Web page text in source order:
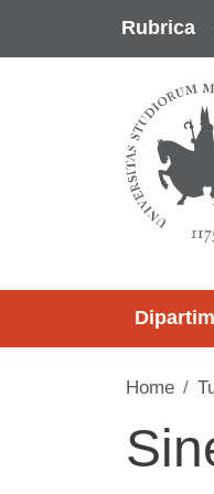
Rubrica
Home